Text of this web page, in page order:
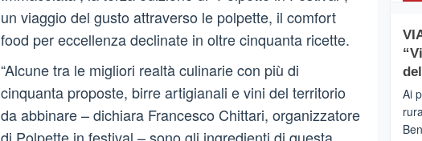
un viaggio del gusto attraverso le polpette, il comfort
food per eccellenza declinate in oltre cinquanta ricette.
“Alcune tra le migliori realtà culinarie con più di
cinquanta proposte, birre artigianali e vini del territorio
da abbinare – dichiara Francesco Chittari, organizzatore
Ai